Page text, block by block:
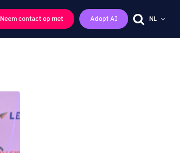
Neem contact op met Adopt AI NL